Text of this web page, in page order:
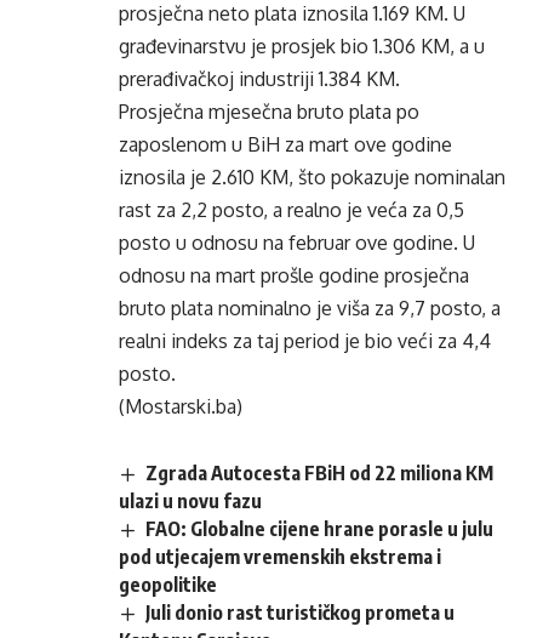
prosječna neto plata iznosila 1.169 KM. U
građevinarstvu je prosjek bio 1.306 KM, a u
prerađivačkoj industriji 1.384 KM.
Prosječna mjesečna bruto plata po
zaposlenom u BiH za mart ove godine
iznosila je 2.610 KM, što pokazuje nominalan
rast za 2,2 posto, a realno je veća za 0,5
posto u odnosu na februar ove godine. U
odnosu na mart prošle godine prosječna
bruto plata nominalno je viša za 9,7 posto, a
realni indeks za taj period je bio veći za 4,4
posto.
(Mostarski.ba)
Zgrada Autocesta FBiH od 22 miliona KM
ulazi u novu fazu
FAO: Globalne cijene hrane porasle u julu
pod utjecajem vremenskih ekstrema i
geopolitike
Juli donio rast turističkog prometa u